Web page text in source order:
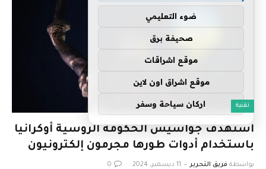
تقنية
استهدف جواسيس الحكومة الروسية أوكرانيا
باستخدام أدوات طورها مجرمون إلكترونيون
بواسطة فريق التحرير 11 ديسمبر، 2024 0
ضوء التعليمي
صحيفة برق
موقع اشراقات
موقع اشراق اون لاين
اركان سياحة وسفر